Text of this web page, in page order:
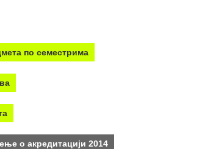
по семестрима
о акредитацији 2014